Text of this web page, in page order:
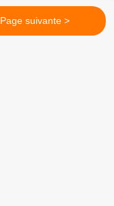
Page suivante >